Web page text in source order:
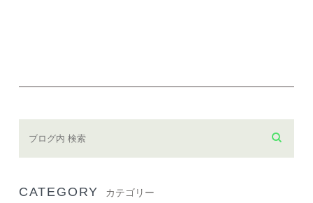
CATEGORY カテゴリー